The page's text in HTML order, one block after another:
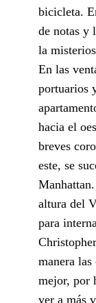
bicicleta.
de notas y
la
En las
portuarios
hacia el
breves
este, se
altura del
para
manera
mejor, por
ver a más